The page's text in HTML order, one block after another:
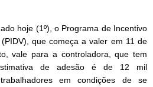
hoje (1º), o Programa de Incentivo
que começa a valer em 11 de
vale para a controladora, que tem
de adesão é de 12 mil
em condições de se